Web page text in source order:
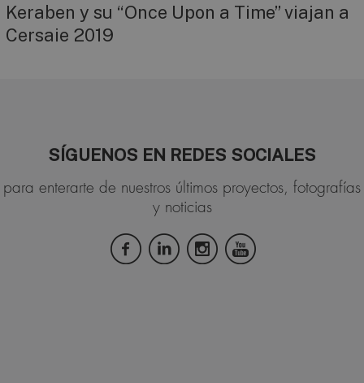
Keraben y su “Once Upon a Time” viajan a
Cersaie 2019
SÍGUENOS EN REDES SOCIALES
para enterarte de nuestros últimos proyectos, fotografías
y noticias